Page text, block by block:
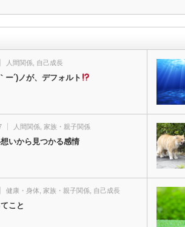
人間関係 自己成長
ー´)ノが、デフォルト
人間関係 家族・親子関係
いから見つかる感情
健康・身体 家族・親子関係 自己成長
こと